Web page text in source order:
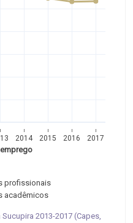
2014 2015 2016 2017
profissionais
acadêmicos
2013-2017 (Capes,